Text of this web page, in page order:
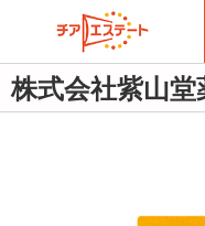
株式会社紫山